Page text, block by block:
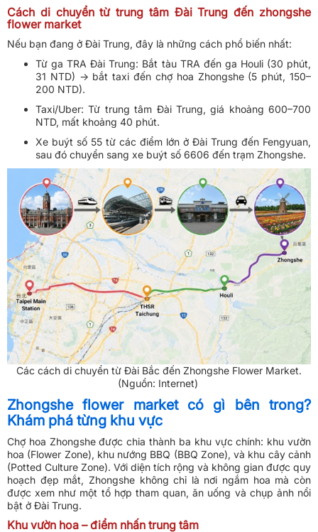
Cách di chuyển từ trung tâm Đài Trung đến zhongshe
flower market
Nếu bạn đang ở Đài Trung, đây là những cách phổ biến nhất:
Từ ga TRA Đài Trung: Bắt tàu TRA đến ga Houli (30 phút,
31 NTD) → bắt taxi đến chợ hoa Zhongshe (5 phút, 150–
200 NTD).
Taxi/Uber: Từ trung tâm Đài Trung, giá khoảng 600–700
NTD, mất khoảng 40 phút.
Xe buýt số 55 từ các điểm lớn ở Đài Trung đến Fengyuan,
sau đó chuyển sang xe buýt số 6606 đến trạm Zhongshe.
Các cách di chuyển từ Đài Bắc đến Zhongshe Flower Market.
(Nguồn: Internet)
Zhongshe flower market có gì bên trong?
Khám phá từng khu vực
Chợ hoa Zhongshe được chia thành ba khu vực chính: khu vườn
hoa (Flower Zone), khu nướng BBQ (BBQ Zone), và khu cây cảnh
(Potted Culture Zone). Với diện tích rộng và không gian được quy
hoạch đẹp mắt, Zhongshe không chỉ là nơi ngắm hoa mà còn
được xem như một tổ hợp tham quan, ăn uống và chụp ảnh nổi
bật ở Đài Trung.
Khu vườn hoa – điểm nhấn trung tâm